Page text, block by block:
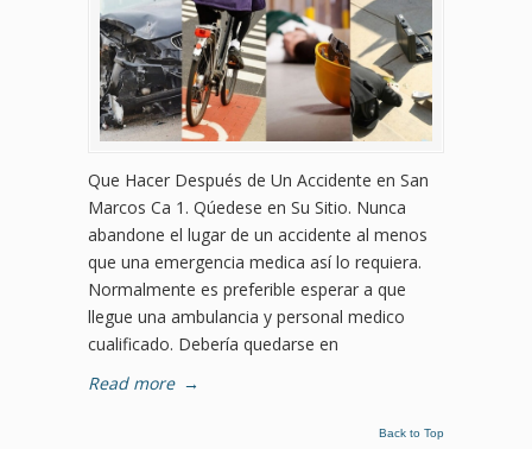
Que Hacer Después de Un Accidente en San
Marcos Ca 1. Qúedese en Su Sitio. Nunca
abandone el lugar de un accidente al menos
que una emergencia medica así lo requiera.
Normalmente es preferible esperar a que
llegue una ambulancia y personal medico
cualificado. Debería quedarse en
Read more →
Back to Top